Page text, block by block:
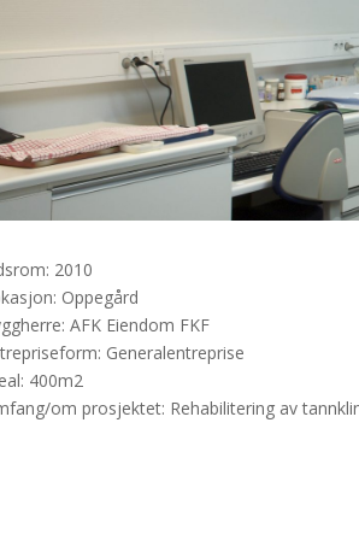
2010
Oppegård
AFK Eiendom FKF
Generalentreprise
400m2
om prosjektet: Rehabilitering av